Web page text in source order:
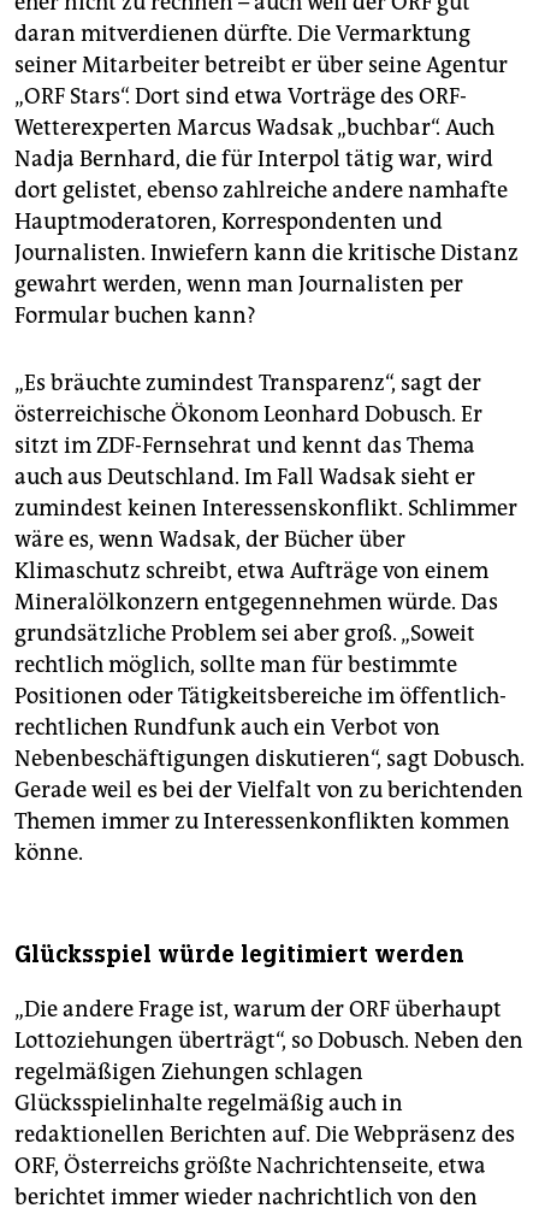
daran mitverdienen dürfte. Die Vermarktung
seiner Mitarbeiter betreibt er über seine Agentur
„ORF Stars“. Dort sind etwa Vorträge des ORF-
Wetterexperten Marcus Wadsak „buchbar“. Auch
Nadja Bernhard, die für Interpol tätig war, wird
dort gelistet, ebenso zahlreiche andere namhafte
Hauptmoderatoren, Korrespondenten und
Journalisten. ­Inwiefern kann die kritische Distanz
gewahrt werden, wenn man Journalisten per
Formular buchen kann?
„Es bräuchte zumindest Transparenz“, sagt der
österreichische Ökonom Leonhard Dobusch. Er
sitzt im ZDF-Fernsehrat und kennt das Thema
auch aus Deutschland. Im Fall Wadsak sieht er
zumindest keinen Interessenskonflikt. Schlimmer
wäre es, wenn Wadsak, der Bücher über
Klimaschutz schreibt, etwa Aufträge von einem
Mineralölkonzern entgegennehmen würde. Das
grundsätzliche Problem sei aber groß. „Soweit
rechtlich möglich, sollte man für bestimmte
Positionen oder Tätigkeitsbereiche im öffentlich-
rechtlichen Rundfunk auch ein Verbot von
Nebenbeschäftigungen diskutieren“, sagt Dobusch.
Gerade weil es bei der Vielfalt von zu berichtenden
Themen immer zu Interessenkonflikten kommen
könne.
Glücksspiel würde legitimiert werden
„Die andere Frage ist, warum der ORF überhaupt
Lottoziehungen überträgt“, so Dobusch. Neben den
regelmäßigen Ziehungen schlagen
Glücksspielinhalte regelmäßig auch in
redaktionellen Berichten auf. Die Webpräsenz des
ORF, Österreichs größte Nachrichtenseite, etwa
berichtet immer wieder nachrichtlich von den